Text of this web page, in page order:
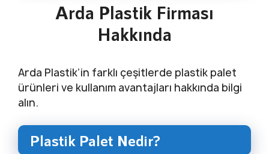
Arda Plastik Firması
Hakkında
Arda Plastik’in farklı çeşitlerde plastik palet
ürünleri ve kullanım avantajları hakkında bilgi
alın.
Plastik Palet Nedir?